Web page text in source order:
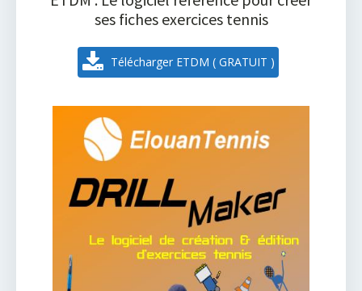
ses fiches exercices tennis
Télécharger ETDM ( GRATUIT )